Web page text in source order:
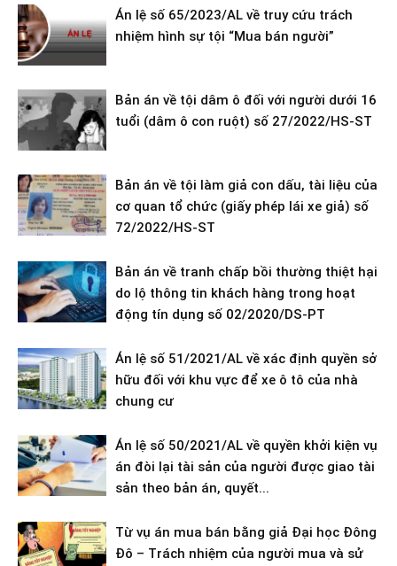
Án lệ số 65/2023/AL về truy cứu trách
nhiệm hình sự tội “Mua bán người”
Bản án về tội dâm ô đối với người dưới 16
tuổi (dâm ô con ruột) số 27/2022/HS-ST
Bản án về tội làm giả con dấu, tài liệu của
cơ quan tổ chức (giấy phép lái xe giả) số
72/2022/HS-ST
Bản án về tranh chấp bồi thường thiệt hại
do lộ thông tin khách hàng trong hoạt
động tín dụng số 02/2020/DS-PT
Án lệ số 51/2021/AL về xác định quyền sở
hữu đối với khu vực để xe ô tô của nhà
chung cư
Án lệ số 50/2021/AL về quyền khởi kiện vụ
án đòi lại tài sản của người được giao tài
sản theo bản án, quyết...
Từ vụ án mua bán bằng giả Đại học Đông
Đô – Trách nhiệm của người mua và sử